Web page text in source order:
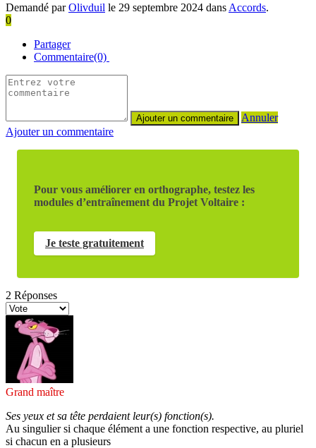
Demandé parOlivduil le 29 septembre 2024 dans Accords.
0
Partager
Commentaire(0)
Annuler
Ajouter un commentaire
Pour vous améliorer en orthographe, testez les
modules d’entraînement du Projet Voltaire :
Je teste gratuitement
2 Réponses
Grand maître
Ses yeux et sa tête perdaient leur(s) fonction(s).
Au singulier si chaque élément a une fonction respective, au pluriel
si chacun en a plusieurs